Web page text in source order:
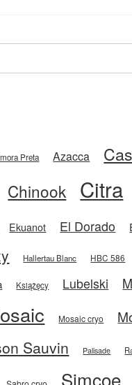
Preta Azacca
Chinook Citra
Ekuanot El Dorado
Hallertau Blanc HBC 586
Książęcy Lubelski
Mosaic cryo
Sauvin Palisade
Simcoe